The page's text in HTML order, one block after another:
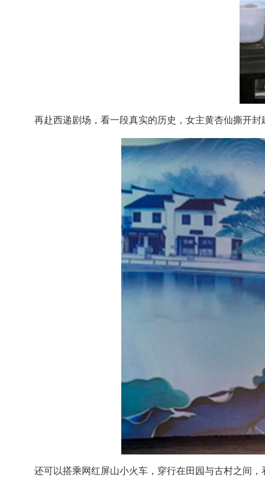
再赴西递剧场，看一段真实的历史，女主黄杏仙撕开封
还可以搭乘网红屏山小火车，穿行在田园与古村之间，